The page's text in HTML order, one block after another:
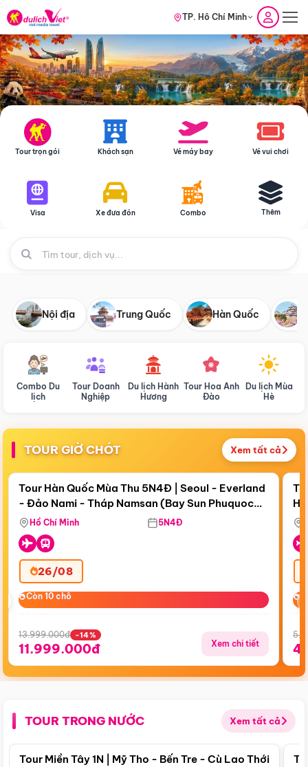
TP. Hồ Chí Minh
Tour trọn gói Khách sạn Vé máy bay Vé vui chơi
Visa Xe đưa đón Combo Thêm
Nội địa Trung Quốc Hàn Quốc
Combo Du
lịch
Tour Doanh
Nghiệp
Du lịch Hành
Hương
Tour Hoa Anh
Đào
Du lịch Mùa
Hè
TOUR GIỜ CHÓT Xem tất cả
Còn18 ngày 16:47:34
Bay Sun Phuquoc Airways
Điểm nổi bật
Tour Hàn Quốc Mùa Thu 5N4Đ | Seoul - Everland
- Đảo Nami - Tháp Namsan (Bay Sun Phuquoc
Airways)
Hồ Chí Minh 5N4Đ
26/08
Còn 10 chỗ
Còn 10 chỗ
13.999.000đ -14%
11.999.000đ Xem chi tiết
TOUR TRONG NƯỚC Xem tất cả
Điểm nổi bật
Tour Miền Tây 1N | Mỹ Tho - Bến Tre - Cù Lao Thới